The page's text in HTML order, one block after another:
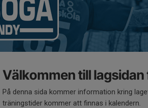
Välkommen till lagsidan
På denna sida kommer information kring
träningstider kommer att finnas i kalendern.